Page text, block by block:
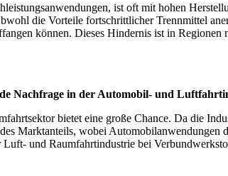
ist oft mit hohen
die Vorteile fortschrittlicher Trennmittel
können. Dieses Hindernis ist in
Nachfrage in der Automobil- und
bietet eine große Chance. Da die
Marktanteils, wobei Automobilanwendungen
und Raumfahrtindustrie bei